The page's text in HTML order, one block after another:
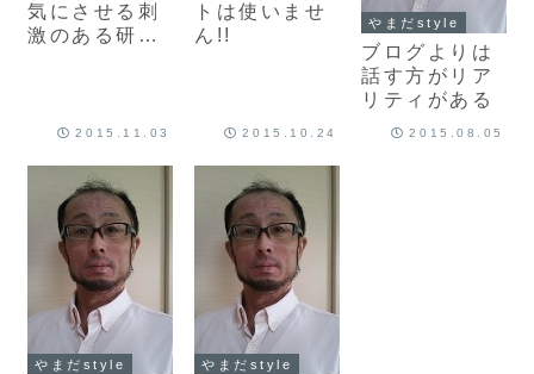
気にさせる刺
激のある研修
2015.11.03
トは使いませ
ん!!
2015.10.24
やまだstyle
ブログよりは
話す方がリア
リティがある
2015.08.05
やまだstyle やまだstyle